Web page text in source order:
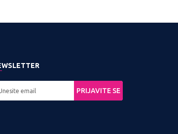
PRIJAVITE SE